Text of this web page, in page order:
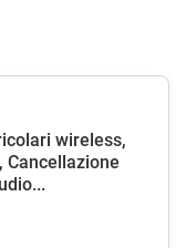
wireless,
Cancellazione